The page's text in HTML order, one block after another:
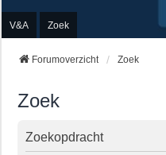
V&A Zoek
Forumoverzicht Zoek
Zoek
Zoekopdracht